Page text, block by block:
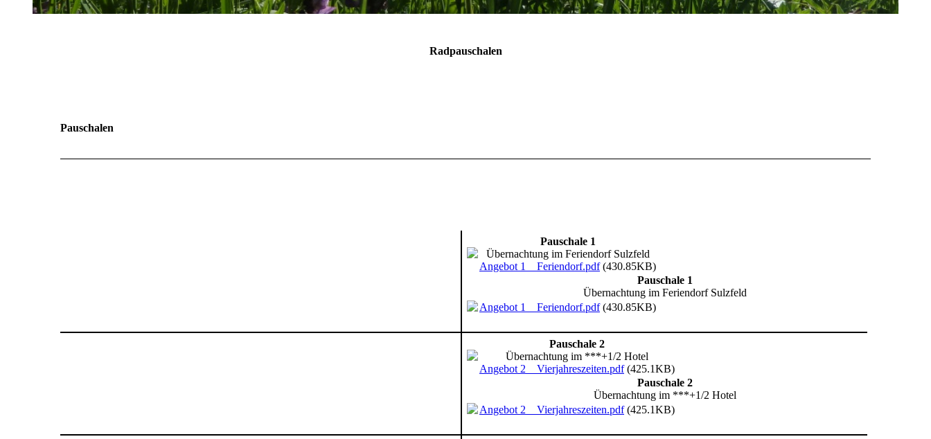
Radpauschalen
Pauschalen
Pauschale 1
Übernachtung im Feriendorf Sulzfeld
Angebot 1 _ Feriendorf.pdf(430.85KB)
Pauschale 1
Übernachtung im Feriendorf Sulzfeld
Angebot 1 _ Feriendorf.pdf(430.85KB)
Pauschale 2
Übernachtung im ***+1/2 Hotel
Angebot 2 _ Vierjahreszeiten.pdf(425.1KB)
Pauschale 2
Übernachtung im ***+1/2 Hotel
Angebot 2 _ Vierjahreszeiten.pdf(425.1KB)